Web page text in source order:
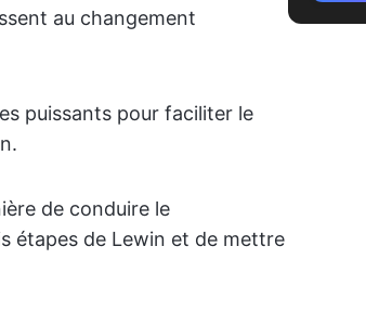
au changement
puissants pour faciliter le
de conduire le
étapes de Lewin et de mettre